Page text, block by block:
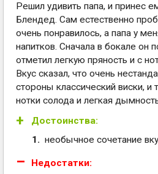
Решил удивить папа, и принес
Блендед. Сам естественно
очень понравилось, а папа у
напитков. Сначала в бокале он
отметил легкую пряность и с
Вкус сказал, что очень
стороны классический виски,
нотки солода и легкая
Достоинства:
необычное сочетание
Недостатки: